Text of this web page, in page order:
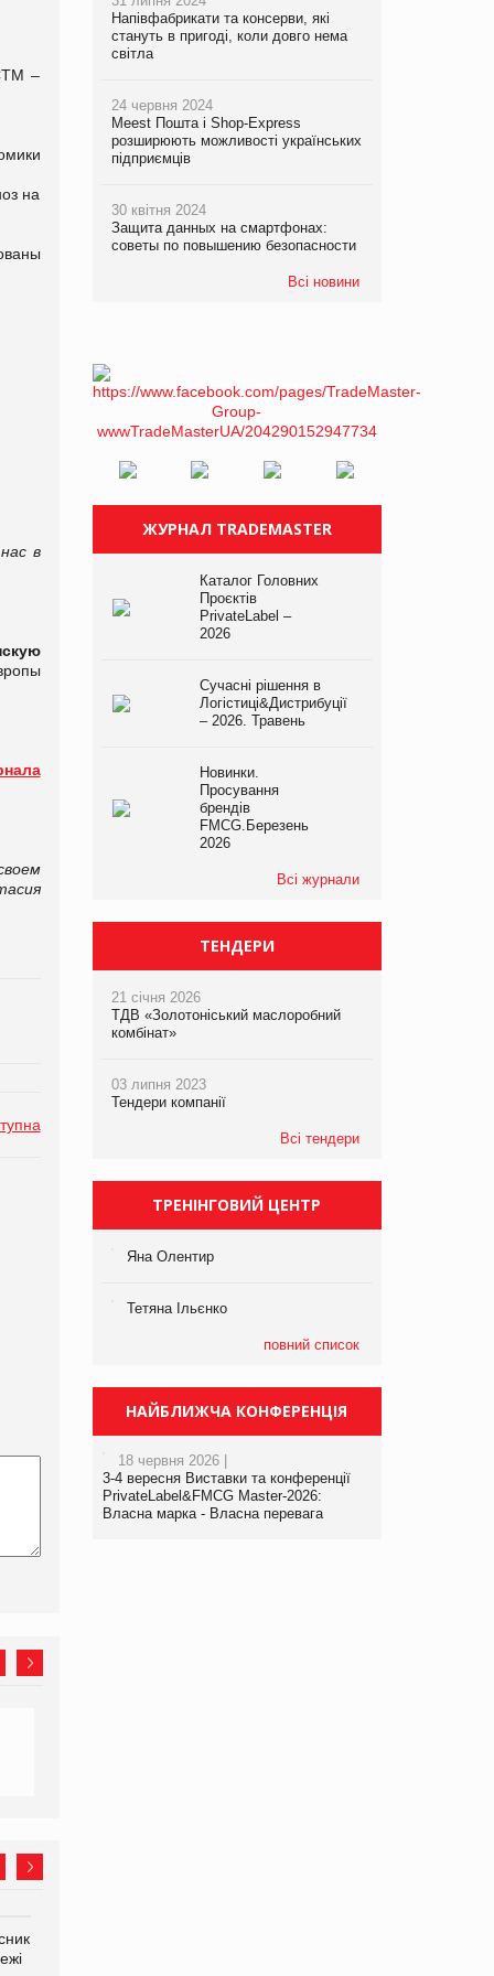
–
на
в
Напівфабрикати та консерви, які
стануть в пригоді, коли довго нема
світла
24 червня 2024
Meest Пошта і Shop-Express
розширюють можливості українських
підприємців
30 квітня 2024
Защита данных на смартфонах:
советы по повышению безопасности
Всі новини
ЖУРНАЛ TRADEMASTER
Каталог Головних
Проєктів
PrivateLabel –
2026
Сучасні рішення в
Логістиці&Дистрибуції
– 2026. Травень
Новинки.
Просування
брендів
FMCG.Березень
2026
Всі журнали
ТЕНДЕРИ
21 січня 2026
ТДВ «Золотоніський маслоробний
комбінат»
03 липня 2023
Тендери компанії
Всі тендери
ТРЕНІНГОВИЙ ЦЕНТР
Яна Олентир
Тетяна Ільєнко
повний список
НАЙБЛИЖЧА КОНФЕРЕНЦІЯ
18 червня 2026 |
3-4 вересня Виставки та конференції
PrivateLabel&FMCG Master-2026:
Власна марка - Власна перевага